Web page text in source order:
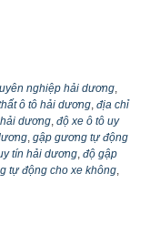
nghiệp hải dương,
ô tô hải dương, địa chỉ
dương, độ xe ô tô uy
, gập gương tự động
tín hải dương, độ gập
tự động cho xe không,